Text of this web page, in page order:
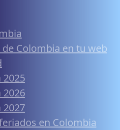
Colombia en tu web
en Colombia